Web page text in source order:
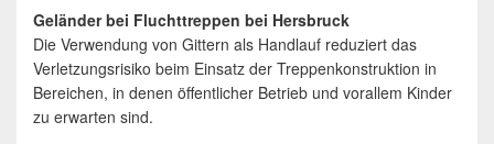
Geländer bei Fluchttreppen bei Hersbruck
Die Verwendung von Gittern als Handlauf reduziert das
Verletzungsrisiko beim Einsatz der Treppenkonstruktion in
Bereichen, in denen öffentlicher Betrieb und vorallem Kinder
zu erwarten sind.